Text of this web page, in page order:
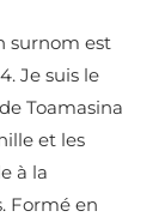
surnom est
Je suis le
Toamasina
et les
à la
Formé en